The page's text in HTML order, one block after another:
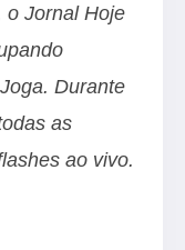
o Jornal Hoje
Durante
as
ao vivo.